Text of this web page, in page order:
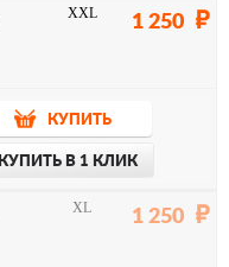
XXL 1 250
КУПИТЬ
КУПИТЬ В 1 КЛИК
XL 1 250